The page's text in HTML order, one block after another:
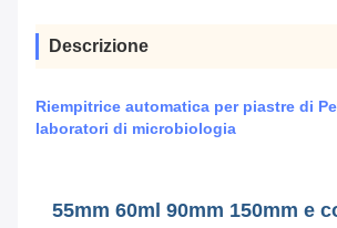
Descrizione
Riempitrice automatica per piastre di
laboratori di microbiologia
55mm 60ml 90mm 150mm e